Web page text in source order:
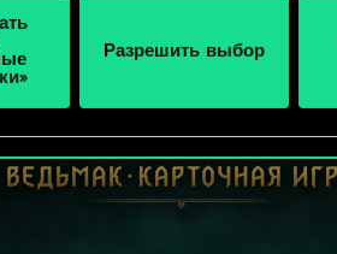
Разрешить выбор